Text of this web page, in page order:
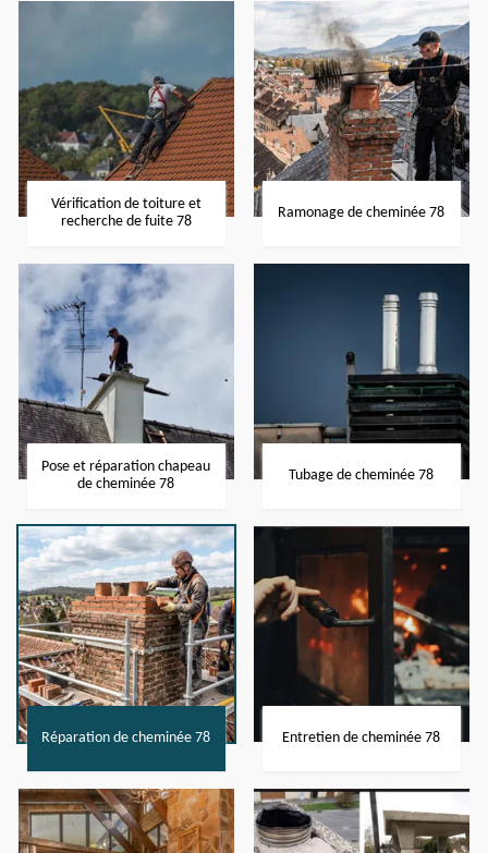
Vérification de toiture et
recherche de fuite 78
Ramonage de cheminée 78
Pose et réparation chapeau
de cheminée 78
Tubage de cheminée 78
Réparation de cheminée 78 Entretien de cheminée 78